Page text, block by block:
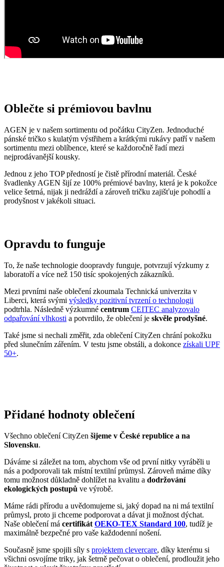
Oblečte si prémiovou bavlnu
AGEN je v našem sortimentu od počátku CityZen. Jednoduché
pánské tričko s kulatým výstřihem a krátkými rukávy patří v našem
sortimentu mezi oblíbence, které se každoročně řadí mezi
nejprodávanější kousky.
Jednou z jeho TOP předností je čistě přírodní materiál. České
švadlenky AGEN šijí ze 100% prémiové bavlny, která je k pokožce
velice šetrná, nijak ji nedráždí a zároveň tričku zajišťuje pohodlí a
prodyšnost v jakékoli situaci.
Opravdu to funguje
To, že naše technologie doopravdy funguje, potvrzují výzkumy z
laboratoří a více než 150 tisíc spokojených zákazníků.
Mezi prvními naše oblečení zkoumala Technická univerzita v
Liberci, která svými výsledky pozitivní tvrzení o technologii
podtrhla. Následně výzkumné centrum CEITEC analyzovalo
odpařování vlhkosti a potvrdilo, že oblečení je skvěle prodyšné.
Také jsme si nechali změřit, zda oblečení CityZen chrání pokožku
před slunečním zářením. V testu jsme obstáli, a dokonce získali UPF
50+.
Přidané hodnoty oblečení
Všechno oblečení CityZen šijeme v České republice a na
Slovensku.
Dáváme si záležet na tom, abychom vše od první nitky vyráběli u
nás a podporovali tak místní textilní průmysl. Zároveň máme díky
tomu možnost důkladně dohlížet na kvalitu a dodržování
ekologických postupů ve výrobě.
Máme rádi přírodu a uvědomujeme si, jaký dopad na ni má textilní
průmysl, proto ji chceme podporovat a dávat ji možnost dýchat.
Naše oblečení má certifikát OEKO-TEX Standard 100, tudíž je
maximálně bezpečné pro vaše každodenní nošení.
Současně jsme spojili síly s projektem clevercare, díky kterému si
všichni osvojíme triky, jak šetrně pečovat o oblečení, prodloužit jeho